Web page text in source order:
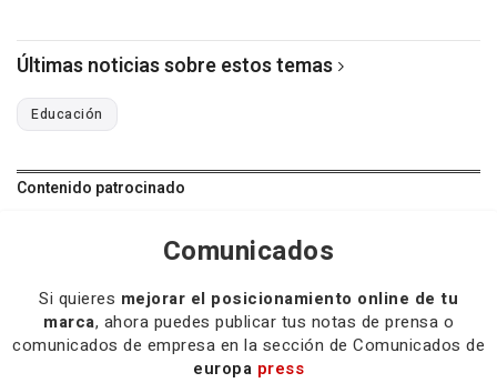
Últimas noticias sobre estos temas
Educación
Contenido patrocinado
Comunicados
Si quieres mejorar el posicionamiento online de tu
marca, ahora puedes publicar tus notas de prensa o
comunicados de empresa en la sección de Comunicados de
europa press